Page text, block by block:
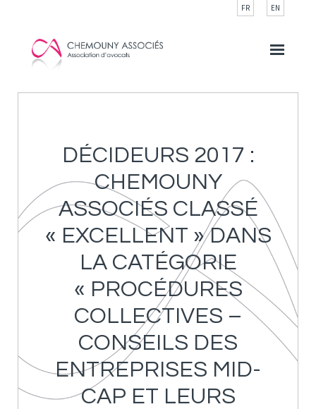
FR EN
DÉCIDEURS 2017 :
CHEMOUNY
ASSOCIÉS CLASSÉ
« EXCELLENT » DANS
LA CATÉGORIE
« PROCÉDURES
COLLECTIVES –
CONSEILS DES
ENTREPRISES MID-
CAP ET LEURS